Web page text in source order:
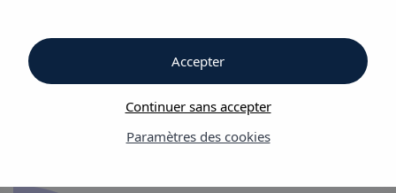
Les Appartements Vibra Tivoli comptent avec un Bar-piscine, un
rafraîchissements et snacks.
Paramètres des cookies
Continuer sans accepter
Accepter